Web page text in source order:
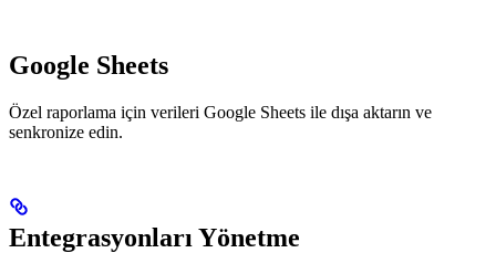
Google Sheets
Özel raporlama için verileri Google Sheets ile dışa aktarın ve
senkronize edin.
Entegrasyonları Yönetme